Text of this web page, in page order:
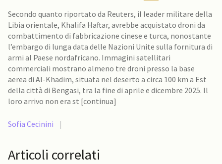
Secondo quanto riportato da Reuters, il leader militare della
Libia orientale, Khalifa Haftar, avrebbe acquistato droni da
combattimento di fabbricazione cinese e turca, nonostante
l’embargo di lunga data delle Nazioni Unite sulla fornitura di
armi al Paese nordafricano. Immagini satellitari
commerciali mostrano almeno tre droni presso la base
aerea di Al-Khadim, situata nel deserto a circa 100 km a Est
della città di Bengasi, tra la fine di aprile e dicembre 2025. Il
loro arrivo non era st [continua]
Sofia Cecinini |
Articoli correlati